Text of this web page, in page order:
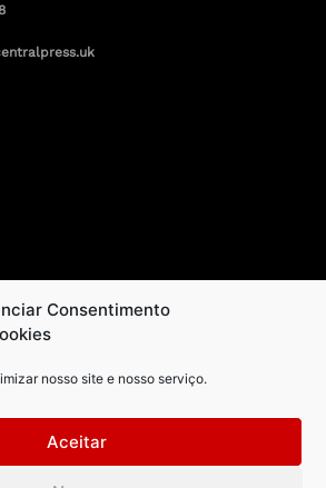
Consentimento
nosso site e nosso serviço.
Aceitar
os direitos reservados. Developer: